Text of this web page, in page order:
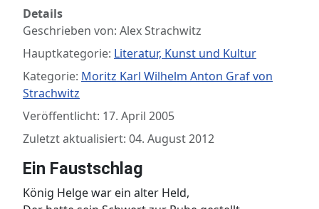
Details
Geschrieben von: Alex Strachwitz
Hauptkategorie: Literatur, Kunst und Kultur
Kategorie: Moritz Karl Wilhelm Anton Graf von
Strachwitz
Veröffentlicht: 17. April 2005
Zuletzt aktualisiert: 04. August 2012
Ein Faustschlag
König Helge war ein alter Held,